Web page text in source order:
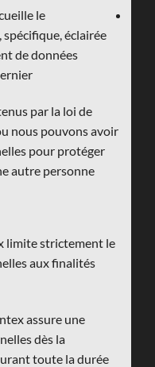
le
éclairée
de données
par la loi de
nous pouvons avoir
pour protéger
autre personne
limite strictement le
aux finalités
assure une
dès la
toute la durée